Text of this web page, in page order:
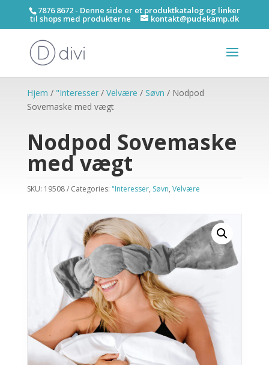
7876 8672 - Denne side er et produktkatalog og linker
til shops med produkterne kontakt@pudekamp.dk
Hjem / "Interesser/ Velvære / Søvn / Nodpod
Sovemaske med vægt
Nodpod Sovemaske
med vægt
SKU: 19508 Categories: "Interesser, Søvn, Velvære